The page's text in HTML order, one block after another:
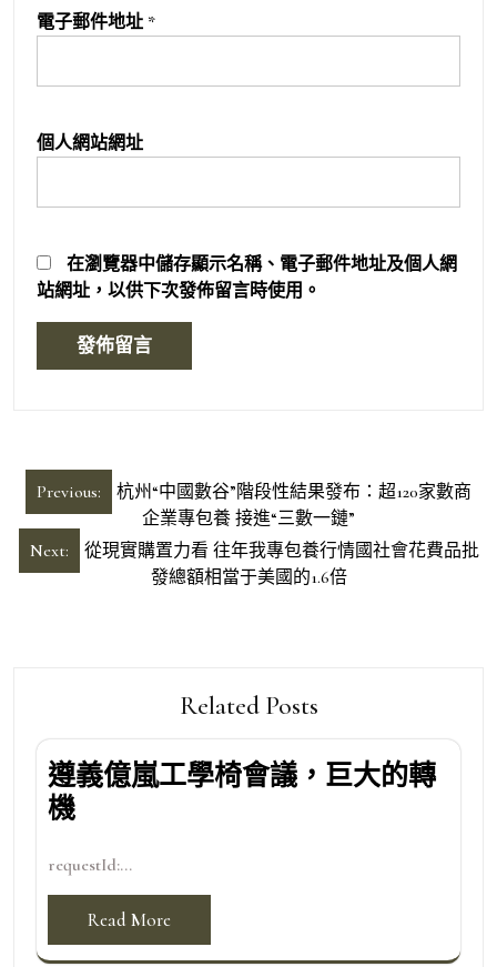
電子郵件地址 *
個人網站網址
在瀏覽器中儲存顯示名稱、電子郵件地址及個人網
站網址，以供下次發佈留言時使用。
文
章
導
Previous:
杭州“中國數谷”階段性結果發布：超120家數商
企業專包養 接進“三數一鏈”
Next:
從現實購置力看 往年我專包養行情國社會花費品批
發總額相當于美國的1.6倍
Related Posts
遵義億嵐工學椅會議，巨大的轉
機
requestId:...
Read More